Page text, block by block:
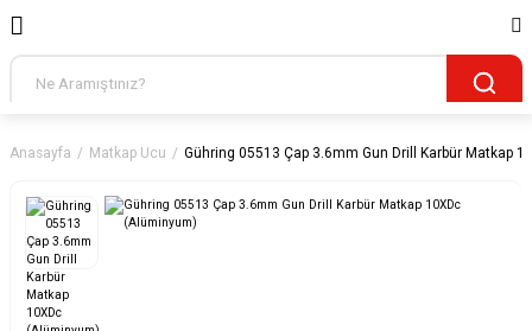
Anasayfa Matkap Ucu Gühring 05513 Çap 3.6mm Gun Drill Karbür Matkap